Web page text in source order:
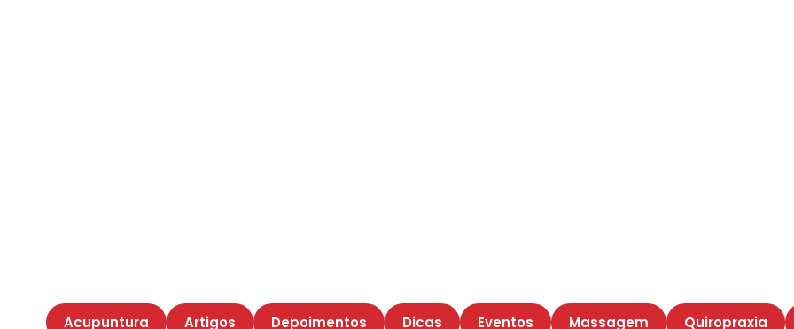
Acupuntura Artigos Depoimentos Dicas Eventos Massagem Quiropraxia